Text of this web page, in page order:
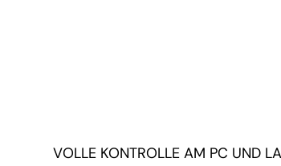
VOLLE KONTROLLE AM PC UND